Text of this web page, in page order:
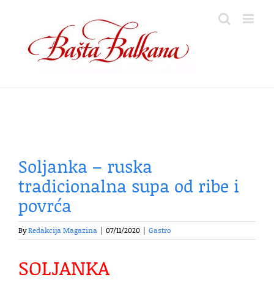
content
Soljanka – ruska
tradicionalna supa od ribe i
povrća
ByRedakcija Magazina 07/11/2020 Gastro
SOLJANKA